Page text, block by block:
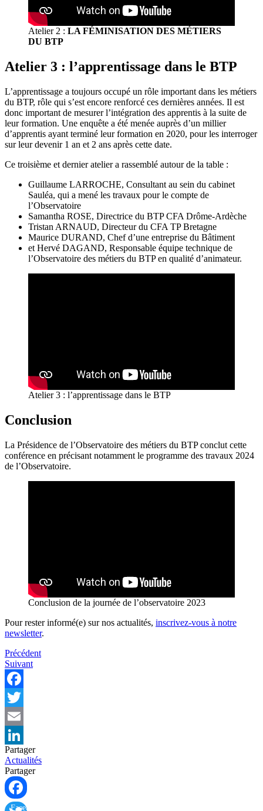
Atelier 2 : LA FÉMINISATION DES MÉTIERS
DU BTP
Atelier 3 : l’apprentissage dans le BTP
L’apprentissage a toujours occupé un rôle important dans les métiers
du BTP, rôle qui s’est encore renforcé ces dernières années. Il est
donc important de mesurer l’intégration des apprentis à la suite de
leur formation. Une enquête a été menée auprès d’un millier
d’apprentis ayant terminé leur formation en 2020, pour les interroger
sur leur devenir 1 an et 2 ans après cette date.
Ce troisième et dernier atelier a rassemblé autour de la table :
Guillaume LARROCHE, Consultant au sein du cabinet
Sauléa, qui a mené les travaux pour le compte de
l’Observatoire
Samantha ROSE, Directrice du BTP CFA Drôme-Ardèche
Tristan ARNAUD, Directeur du CFA TP Bretagne
Maurice DURAND, Chef d’une entreprise du Bâtiment
et Hervé DAGAND, Responsable équipe technique de
l’Observatoire des métiers du BTP en qualité d’animateur.
Atelier 3 : l’apprentissage dans le BTP
Conclusion
La Présidence de l’Observatoire des métiers du BTP conclut cette
conférence en précisant notamment le programme des travaux 2024
de l’Observatoire.
Conclusion de la journée de l’observatoire 2023
Pour rester informé(e) sur nos actualités, inscrivez-vous à notre
newsletter.
Navigation
de
l’article
Précédent
Suivant
Facebook
Twitter
Email
LinkedIn
Partager
Actualités
Partager
Facebook